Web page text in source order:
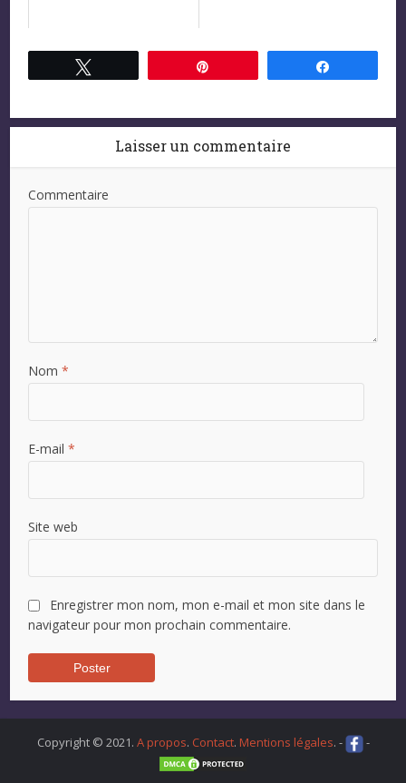
Laisser un commentaire
Commentaire
Nom*
E-mail*
Site web
Enregistrer mon nom, mon e-mail et mon site dans le
navigateur pour mon prochain commentaire.
Copyright © 2021. A propos. Contact. Mentions légales. - -